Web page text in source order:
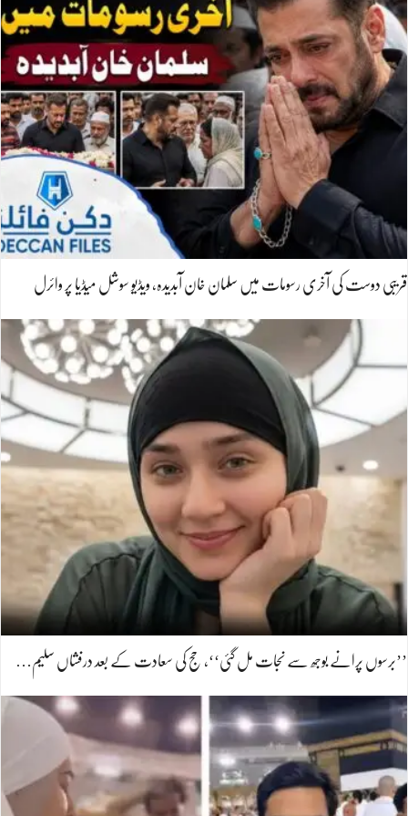
قریبی دوست کی آخری رسومات میں سلمان خان آبدیدہ، ویڈیو سوشل میڈیا پر وائرل
’’برسوں پرانے بوجھ سے نجات مل گئی‘‘، حج کی سعادت کے بعد درفشاں سلیم…